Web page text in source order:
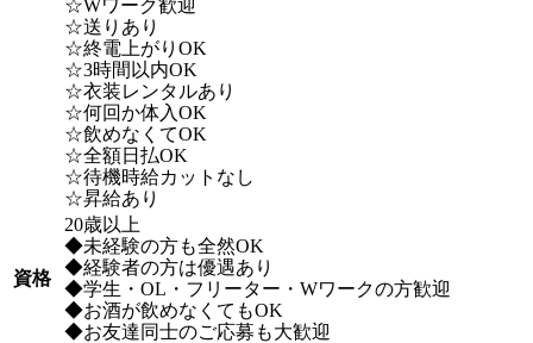
☆Wワーク歓迎
☆送りあり
☆終電上がりOK
☆3時間以内OK
☆衣装レンタルあり
☆何回か体入OK
☆飲めなくてOK
☆全額日払OK
☆待機時給カットなし
☆昇給あり
資格
20歳以上
◆未経験の方も全然OK
◆経験者の方は優遇あり
◆学生・OL・フリーター・Wワークの方歓迎
◆お酒が飲めなくてもOK
◆お友達同士のご応募も大歓迎